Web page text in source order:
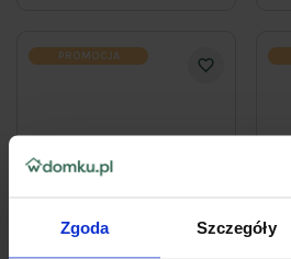
Zgoda Szczegóły
PROMOCJA